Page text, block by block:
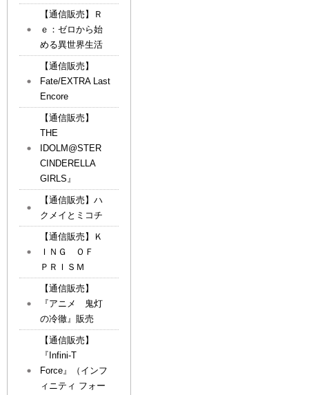
【通信販売】Ｒ
ｅ：ゼロから始
める異世界生活
【通信販売】
Fate/EXTRA Last
Encore
【通信販売】
THE
IDOLM@STER
CINDERELLA
GIRLS』
【通信販売】ハ
クメイとミコチ
【通信販売】Ｋ
ＩＮＧ ＯＦ
ＰＲＩＳＭ
【通信販売】
『アニメ 鬼灯
の冷徹』販売
【通信販売】
『Infini-T
Force』（インフ
ィニティ フォー